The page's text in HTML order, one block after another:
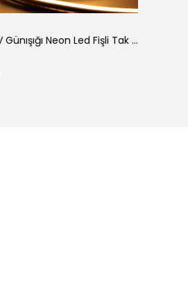
FUJİLED 220V Günışığı Neon Led Fişli Tak Çalıştır